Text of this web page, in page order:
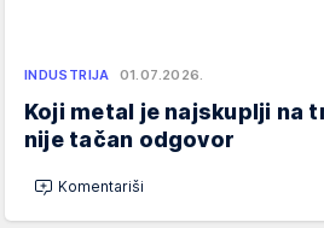
INDUSTRIJA 01.07.2026.
Koji metal je najskuplji na
nije tačan odgovor
Komentariši